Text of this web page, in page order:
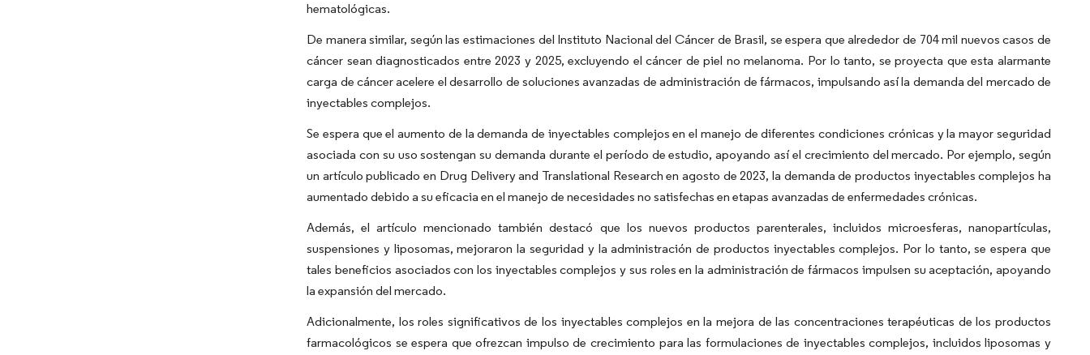
hematológicas.
De manera similar, según las estimaciones del Instituto Nacional del Cáncer de Brasil, se espera que alrededor de 704 mil nuevos casos de
cáncer sean diagnosticados entre 2023 y 2025, excluyendo el cáncer de piel no melanoma. Por lo tanto, se proyecta que esta alarmante
carga de cáncer acelere el desarrollo de soluciones avanzadas de administración de fármacos, impulsando así la demanda del mercado de
inyectables complejos.
Se espera que el aumento de la demanda de inyectables complejos en el manejo de diferentes condiciones crónicas y la mayor seguridad
asociada con su uso sostengan su demanda durante el período de estudio, apoyando así el crecimiento del mercado. Por ejemplo, según
un artículo publicado en Drug Delivery and Translational Research en agosto de 2023, la demanda de productos inyectables complejos ha
aumentado debido a su eficacia en el manejo de necesidades no satisfechas en etapas avanzadas de enfermedades crónicas.
Además, el artículo mencionado también destacó que los nuevos productos parenterales, incluidos microesferas, nanopartículas,
suspensiones y liposomas, mejoraron la seguridad y la administración de productos inyectables complejos. Por lo tanto, se espera que
tales beneficios asociados con los inyectables complejos y sus roles en la administración de fármacos impulsen su aceptación, apoyando
la expansión del mercado.
Adicionalmente, los roles significativos de los inyectables complejos en la mejora de las concentraciones terapéuticas de los productos
farmacológicos se espera que ofrezcan impulso de crecimiento para las formulaciones de inyectables complejos, incluidos liposomas y